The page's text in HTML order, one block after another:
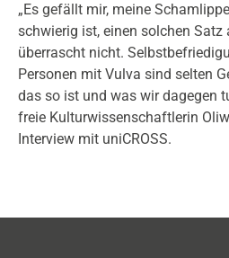
„Es gefällt mir, meine
schwierig ist, einen solchen Satz
überrascht nicht.
Personen mit Vulva sind selten
das so ist und was wir dagegen
freie Kulturwissenschaftlerin
Interview mit uniCROSS.